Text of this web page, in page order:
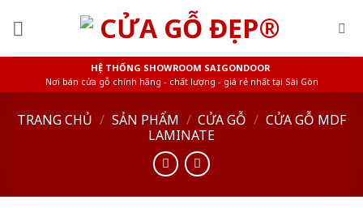
HỆ THỐNG SHOWROOM SAIGONDOOR
Nơi bán cửa gỗ chính hãng - chất lượng - giá rẻ nhất tại Sài Gòn
TRANG CHỦ / SẢN PHẨM / CỬA GỖ / CỬA GỖ MDF
LAMINATE